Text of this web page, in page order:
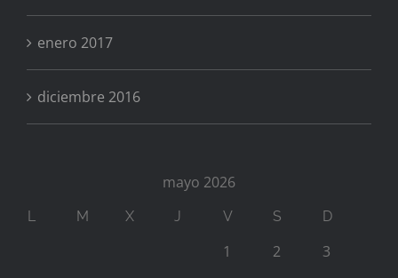
enero 2017
diciembre 2016
mayo 2026
L M X J V S D
1 2
3